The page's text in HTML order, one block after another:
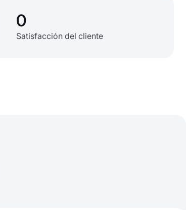
0
Satisfacción del cliente